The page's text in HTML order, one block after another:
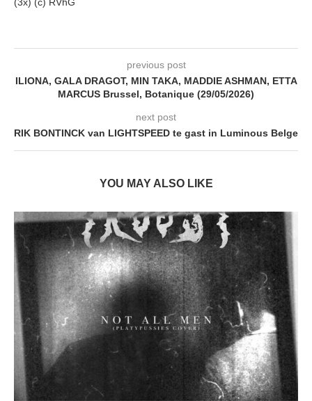
previous post
ILIONA, GALA DRAGOT, MIN TAKA, MADDIE ASHMAN, ETTA
MARCUS Brussel, Botanique (29/05/2026)
next post
RIK BONTINCK van LIGHTSPEED te gast in Luminous Belge
YOU MAY ALSO LIKE